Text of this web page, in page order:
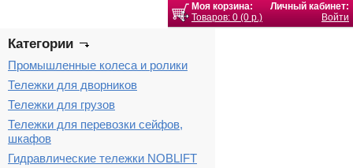
Моя корзина:
Товаров: 0 (0 р.)
Личный кабинет:
Войти
Категории
Промышленные колеса и ролики
Тележки для дворников
Тележки для грузов
Тележки для перевозки сейфов,
шкафов
Гидравлические тележки NOBLIFT